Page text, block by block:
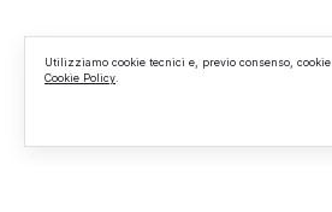
Un’anomalia che merita spiegazioni. Il
Consiglio comunale è, per sua natura,
un’assemblea
Utilizziamo cookie tecnici e, previo consenso,
Cookie Policy